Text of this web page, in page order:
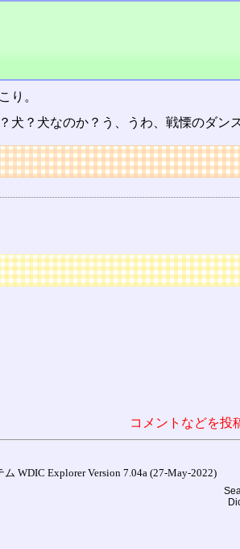
り。
犬？犬なのか？う、うわ、戦慄のダ
コメントなどを投
WDIC Explorer Version 7.04a (27-May-2022)